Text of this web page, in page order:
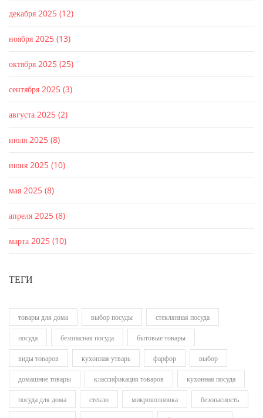
декабря 2025 (12)
ноября 2025 (13)
октября 2025 (25)
сентября 2025 (3)
августа 2025 (2)
июля 2025 (8)
июня 2025 (10)
мая 2025 (8)
апреля 2025 (8)
марта 2025 (10)
ТЕГИ
товары для дома выбор посуды стеклянная посуда
посуда безопасная посуда бытовые товары
виды товаров кухонная утварь фарфор выбор
домашние товары классификация товаров кухонная посуда
посуда для дома стекло микроволновка безопасность